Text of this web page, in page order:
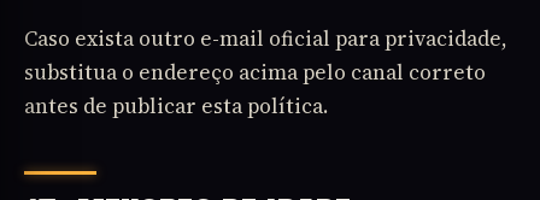
Caso exista outro e-mail oficial para privacidade,
substitua o endereço acima pelo canal correto
antes de publicar esta política.